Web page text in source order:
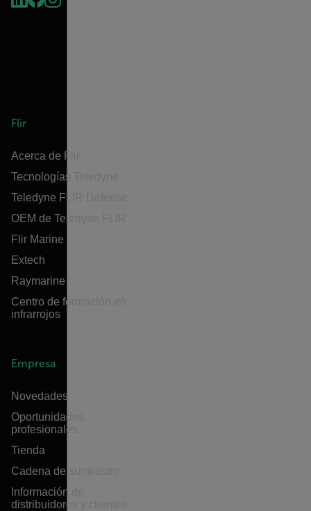
Flir
Acerca de Flir
Tecnologías Teledyne
Teledyne FLIR Defense
OEM de Teledyne FLIR
Flir Marine
Extech
Raymarine
Centro de formación en
infrarrojos
Empresa
Novedades
Oportunidades
profesionales
Tienda
Cadena de suministro
Información de
distribuidores y clientes